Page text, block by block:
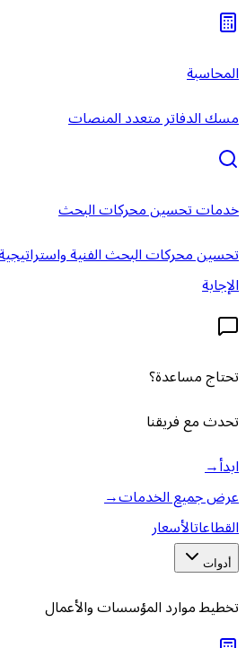
المحاسبة
مسك الدفاتر متعدد المنصات
خدمات تحسين محركات البحث
تحسين محركات البحث الفنية
الإجابة
تحتاج مساعدة؟
تحدث مع فريقنا
ابدأ→
عرض جميع الخدمات→
القطاعاتالأسعار
أدوات
تخطيط موارد المؤسسات والأعمال